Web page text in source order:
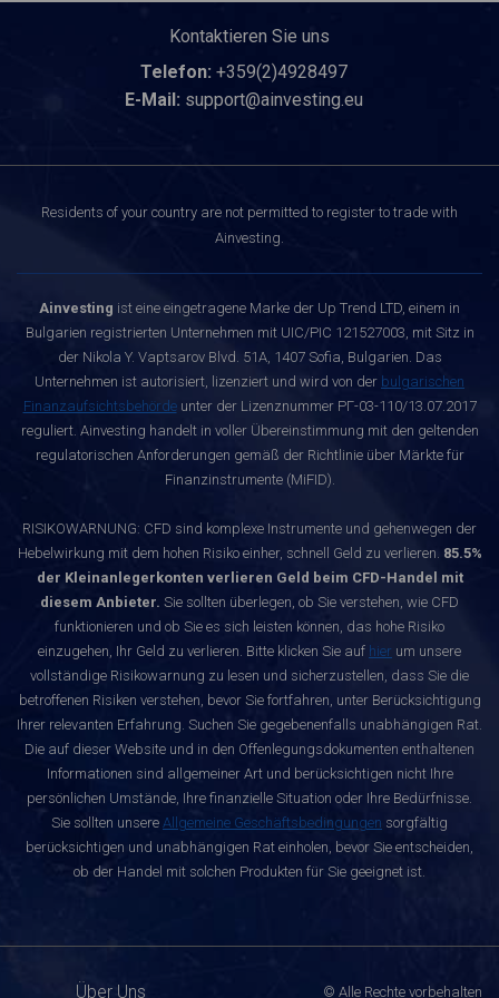
Kontaktieren Sie uns
Telefon: +359(2)4928497
E-Mail: support@ainvesting.eu
Residents of your country are not permitted to register to trade with
Ainvesting.
Ainvesting ist eine eingetragene Marke der Up Trend LTD, einem in
Bulgarien registrierten Unternehmen mit UIC/PIC 121527003, mit Sitz in
der Nikola Y. Vaptsarov Blvd. 51A, 1407 Sofia, Bulgarien. Das
Unternehmen ist autorisiert, lizenziert und wird von der bulgarischen
Finanzaufsichtsbehördeunter der Lizenznummer РГ-03-110/13.07.2017
reguliert. Ainvesting handelt in voller Übereinstimmung mit den geltenden
regulatorischen Anforderungen gemäß der Richtlinie über Märkte für
Finanzinstrumente (MiFID).
RISIKOWARNUNG: CFD sind komplexe Instrumente und gehenwegen der
Hebelwirkung mit dem hohen Risiko einher, schnell Geld zu verlieren. 85.5%
der Kleinanlegerkonten verlieren Geld beim CFD-Handel mit
diesem Anbieter. Sie sollten überlegen, ob Sie verstehen, wie CFD
funktionieren und ob Sie es sich leisten können, das hohe Risiko
einzugehen, Ihr Geld zu verlieren. Bitte klicken Sie auf hier um unsere
vollständige Risikowarnung zu lesen und sicherzustellen, dass Sie die
betroffenen Risiken verstehen, bevor Sie fortfahren, unter Berücksichtigung
Ihrer relevanten Erfahrung. Suchen Sie gegebenenfalls unabhängigen Rat.
Die auf dieser Website und in den Offenlegungsdokumenten enthaltenen
Informationen sind allgemeiner Art und berücksichtigen nicht Ihre
persönlichen Umstände, Ihre finanzielle Situation oder Ihre Bedürfnisse.
Sie sollten unsere Allgemeine Geschäftsbedingungen sorgfältig
berücksichtigen und unabhängigen Rat einholen, bevor Sie entscheiden,
ob der Handel mit solchen Produkten für Sie geeignet ist.
Über Uns © Alle Rechte vorbehalten